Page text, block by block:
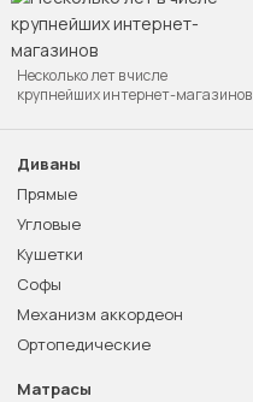
Несколько лет в числе
крупнейших интернет-магазинов
Диваны
Прямые
Угловые
Кушетки
Софы
Механизм аккордеон
Ортопедические
Матрасы